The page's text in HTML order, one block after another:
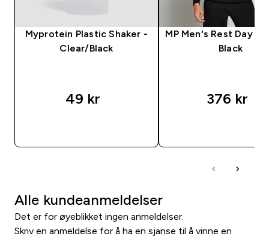
Myprotein Plastic Shaker -
Clear/Black
49 kr‎
MP Men's Rest Day
Black
376 kr‎
Alle kundeanmeldelser
Det er for øyeblikket ingen anmeldelser.
Skriv en anmeldelse for å ha en sjanse til å vinne en